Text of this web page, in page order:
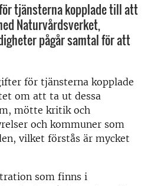
tjänsterna kopplade till att
Naturvårdsverket,
pågår samtal för att
för tjänsterna kopplade
om att ta ut dessa
mötte kritik och
och kommuner som
vilket förstås är mycket
som finns i